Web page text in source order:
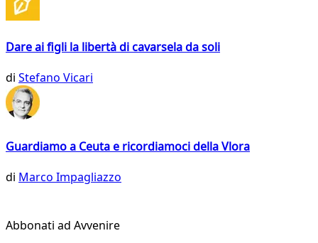
Dare ai figli la libertà di cavarsela da soli
di Stefano Vicari
Guardiamo a Ceuta e ricordiamoci della Vlora
di Marco Impagliazzo
Abbonati ad Avvenire